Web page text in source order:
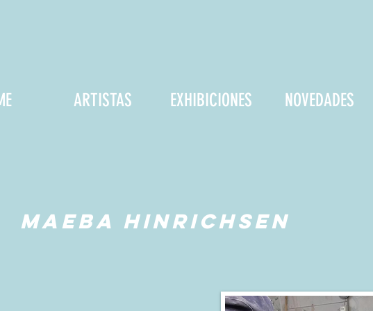
ARTISTAS EXHIBICIONES NOVEDADES
MAEBA HINRICHSEN